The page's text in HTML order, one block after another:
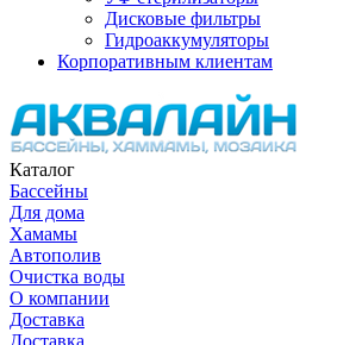
Дисковые фильтры
Гидроаккумуляторы
Корпоративным клиентам
Каталог
Бассейны
Для дома
Хамамы
Автополив
Очистка воды
О компании
Доставка
Доставка